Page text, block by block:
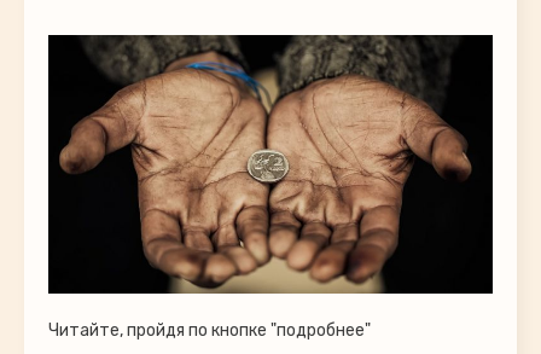
Читайте, пройдя по кнопке "подробнее"